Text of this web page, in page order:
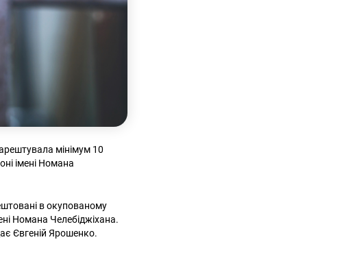
мінімум 10
імені Номана
в окупованому
Номана Челебіджіхана.
Євгеній Ярошенко.